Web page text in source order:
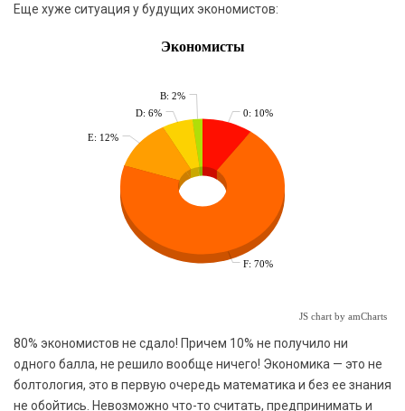
Еще хуже ситуация у будущих экономистов:
0: 10%
F: 70%
E: 12%
D: 6%
B: 2%
Экономисты
JS chart by amCharts
80% экономистов не сдало! Причем 10% не получило ни
одного балла, не решило вообще ничего! Экономика — это не
болтология, это в первую очередь математика и без ее знания
не обойтись. Невозможно что-то считать, предпринимать и